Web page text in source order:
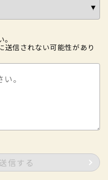
送信されない可能性があり
信する